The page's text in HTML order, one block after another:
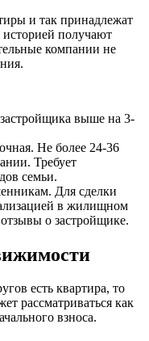
и так принадлежат
получают
компании не
выше на 3-
Не более 24-36
Требует
семьи.
Для сделки
в жилищном
о застройщике.
есть квартира, то
рассматриваться как
взноса.